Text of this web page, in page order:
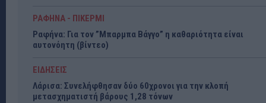
ΡΑΦΗΝΑ - ΠΙΚΕΡΜΙ
Ραφήνα: Για τον ”Μπαρμπα Βάγγο” η καθαριότητα είναι
αυτονόητη (βίντεο)
ΕΙΔΗΣΕΙΣ
Λάρισα: Συνελήφθησαν δύο 60χρονοι για την κλοπή
μετασχηματιστή βάρους 1,28 τόνων